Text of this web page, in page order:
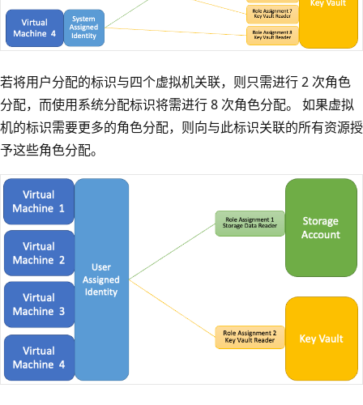
若将用户分配的标识与四个虚拟机关联，则只需进行 2 次角色
分配，而使用系统分配标识将需进行 8 次角色分配。 如果虚拟
机的标识需要更多的角色分配，则向与此标识关联的所有资源授
予这些角色分配。